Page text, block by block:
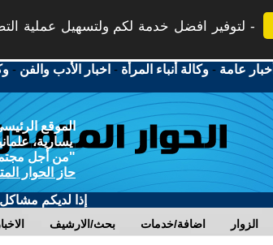
لتوفير افضل خدمة لكم ولتسهيل عملية
أخبار عامة -وكالة أنباء المرأة - اخبار الأدب والفن -
الموقع
يسارية،
"من أجل
حاز الحوار
إذا لديكم
بحث/الارشيف اضافة/خدمات الزوار